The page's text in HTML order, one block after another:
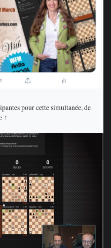
pour cette simultanée, de
!